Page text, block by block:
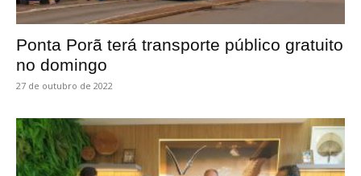
Ponta Porã terá transporte público gratuito
no domingo
27 de outubro de 2022